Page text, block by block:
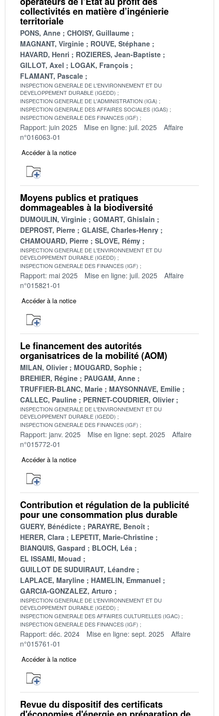
collectivités en matière d’ingénierie
territoriale
PONS, Anne
CHOISY, Guillaume
MAGNANT, Virginie
ROUVE, Stéphane
HAVARD, Henri
ROZIERES, Jean-Baptiste
GILLOT, Axel
LOGAK, François
FLAMANT, Pascale
INSPECTION GENERALE DE L'ENVIRONNEMENT ET DU
DEVELOPPEMENT DURABLE (IGEDD)
INSPECTION GENERALE DE L'ADMINISTRATION (IGA)
INSPECTION GENERALE DES AFFAIRES SOCIALES (IGAS)
INSPECTION GENERALE DES FINANCES (IGF)
Rapport: juin 2025 Mise en ligne: juil. 2025
Affaire
n°016063-01
Accéder à la notice
Moyens publics et pratiques
dommageables à la biodiversité
DUMOULIN, Virginie
GOMART, Ghislain
DEPROST, Pierre
GLAISE, Charles-Henry
CHAMOUARD, Pierre
SLOVE, Rémy
INSPECTION GENERALE DE L'ENVIRONNEMENT ET DU
DEVELOPPEMENT DURABLE (IGEDD)
INSPECTION GENERALE DES FINANCES (IGF)
Rapport: mai 2025 Mise en ligne: juil. 2025
Affaire
n°015821-01
Accéder à la notice
Le financement des autorités
organisatrices de la mobilité (AOM)
MILAN, Olivier
MOUGARD, Sophie
BREHIER, Régine
PAUGAM, Anne
TRUFFIER-BLANC, Marie
MAYSONNAVE, Emilie
CALLEC, Pauline
PERNET-COUDRIER, Olivier
INSPECTION GENERALE DE L'ENVIRONNEMENT ET DU
DEVELOPPEMENT DURABLE (IGEDD)
INSPECTION GENERALE DES FINANCES (IGF)
Rapport: janv. 2025 Mise en ligne: sept. 2025
Affaire
n°015772-01
Accéder à la notice
Contribution et régulation de la publicité
pour une consommation plus durable
GUERY, Bénédicte
PARAYRE, Benoît
HERER, Clara
LEPETIT, Marie-Christine
BIANQUIS, Gaspard
BLOCH, Léa
EL ISSAMI, Mouad
GUILLOT DE SUDUIRAUT, Léandre
LAPLACE, Maryline
HAMELIN, Emmanuel
GARCIA-GONZALEZ, Arturo
INSPECTION GENERALE DE L'ENVIRONNEMENT ET DU
DEVELOPPEMENT DURABLE (IGEDD)
INSPECTION GENERALE DES AFFAIRES CULTURELLES (IGAC)
INSPECTION GENERALE DES FINANCES (IGF)
Rapport: déc. 2024 Mise en ligne: sept. 2025
Affaire
n°015761-01
Accéder à la notice
Revue du dispositif des certificats